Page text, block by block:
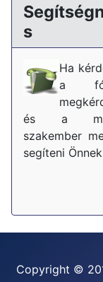
s
Ha
a
és a
szakember
segíteni
Copyright ©